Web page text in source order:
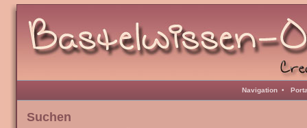
Navigation •
Suchen